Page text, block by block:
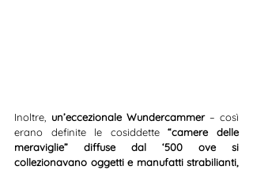
Inoltre, un’eccezionale Wundercammer – così
erano definite le cosiddette “camere delle
meraviglie” diffuse dal ‘500 ove si
collezionavano oggetti e manufatti strabilianti,